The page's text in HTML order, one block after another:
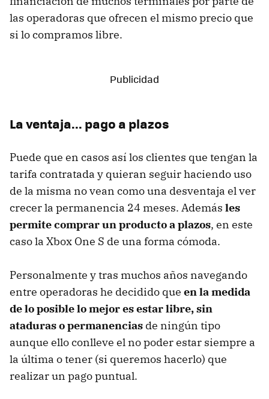
las operadoras que ofrecen el mismo precio que
si lo compramos libre.
La ventaja... pago a plazos
Puede que en casos así los clientes que tengan la
tarifa contratada y quieran seguir haciendo uso
de la misma no vean como una desventaja el ver
crecer la permanencia 24 meses. Además les
permite comprar un producto a plazos, en este
caso la Xbox One S de una forma cómoda.
Personalmente y tras muchos años navegando
entre operadoras he decidido que en la medida
de lo posible lo mejor es estar libre, sin
ataduras o permanencias de ningún tipo
aunque ello conlleve el no poder estar siempre a
la última o tener (si queremos hacerlo) que
realizar un pago puntual.